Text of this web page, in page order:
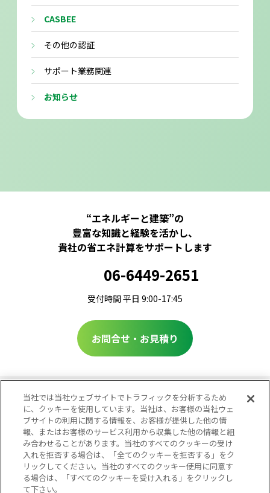
CASBEE
その他の認証
サポート業務関連
お知らせ
“エネルギーと建築”の
豊富な知識と経験を活かし、
貴社の省エネ計算をサポートします
06-6449-2651
受付時間 平日 9:00-17:45
お問合せ・お見積り
関西ビジネスインフォメーション株式会社（KBI）
コンサルティング建築事業部
KBI計画・設計事務所
環境性能評価グループ
プライバシーポリシー
サイトポリシー
当社では当社ウェブサイトでトラフィックを分析するため
に、クッキーを使用しています。当社は、お客様の当社ウェ
ブサイトの利用に関する情報を、お客様が提供した他の情
報、またはお客様のサービス利用から収集した他の情報と組
み合わせることがあります。当社のすべてのクッキーの受け
入れを拒否する場合は、「全てのクッキーを拒否する」をク
リックしてください。当社のすべてのクッキー使用に同意す
る場合は、「すべてのクッキーを受け入れる」をクリックし
て下さい。